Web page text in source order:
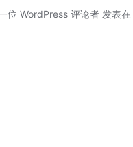
位 WordPress 评论者 发表在